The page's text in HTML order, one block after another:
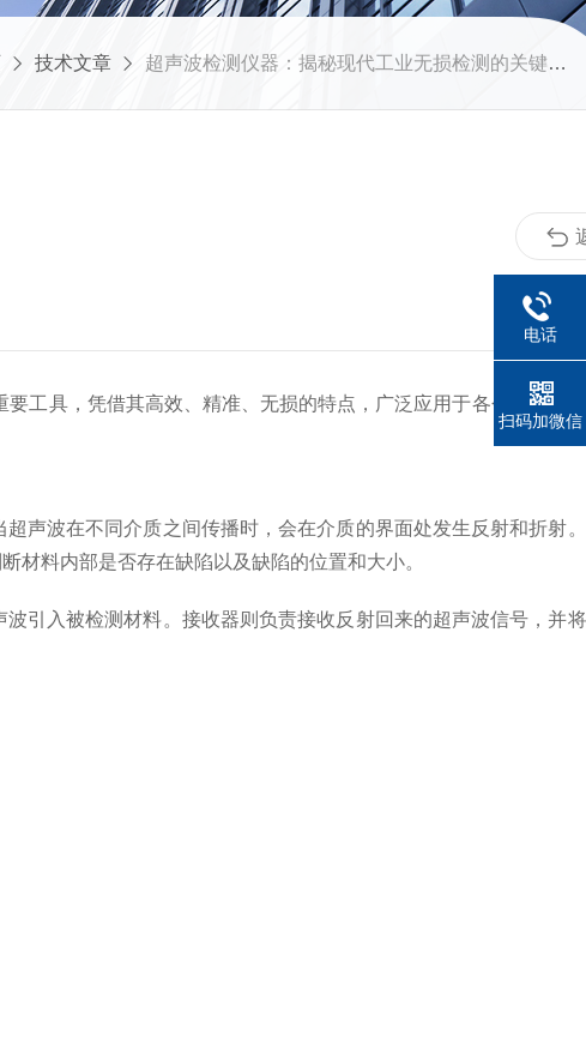
技术文章 超声波检测仪器：揭秘现代工业无损检测的关键技术与应用
具，凭借其高效、精准、无损的特点，广泛应用于各个行业。
波在不同介质之间传播时，会在介质的界面处发生反射和折射
材料内部是否存在缺陷以及缺陷的位置和大小。
入被检测材料。接收器则负责接收反射回来的超声波信号，并
电话
扫码加微信